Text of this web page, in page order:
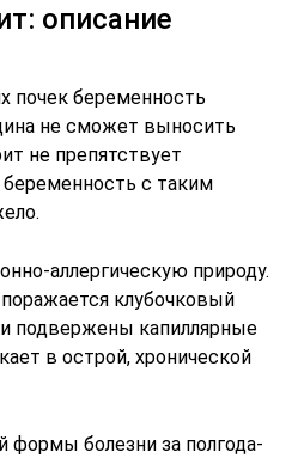
описание
почек беременность
не сможет выносить
не препятствует
с таким
аллергическую природу.
клубочковый
подвержены капиллярные
в острой, хронической
формы болезни за полгода-